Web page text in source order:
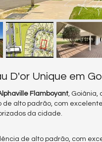
D'or Unique em
Flamboyant, Goiânia,
de alto padrão, com
da cidade.
de alto padrão, com